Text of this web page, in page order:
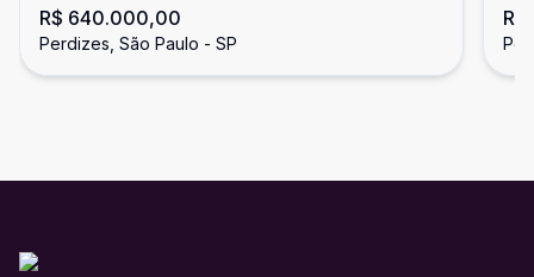
R$ 640.000,00
Perdizes, São Paulo - SP